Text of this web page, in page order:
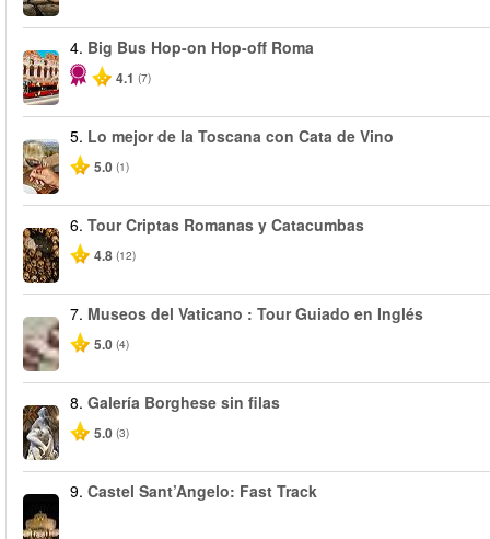
4. Big Bus Hop-on Hop-off Roma
4.1 (7)
5. Lo mejor de la Toscana con Cata de Vino
5.0 (1)
6. Tour Criptas Romanas y Catacumbas
4.8 (12)
7. Museos del Vaticano : Tour Guiado en Inglés
5.0 (4)
8. Galería Borghese sin filas
5.0 (3)
9. Castel Sant’Angelo: Fast Track